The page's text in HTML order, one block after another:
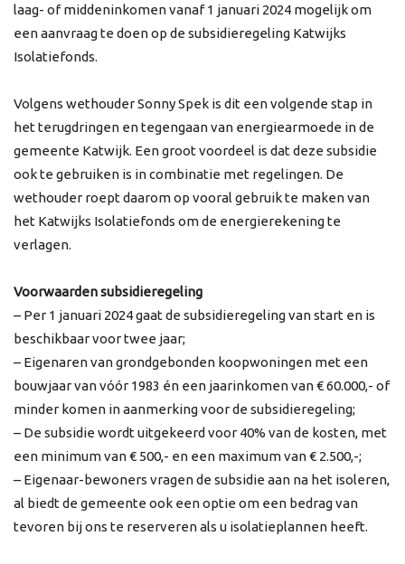
laag- of middeninkomen vanaf 1 januari 2024 mogelijk om
een aanvraag te doen op de subsidieregeling Katwijks
Isolatiefonds.
Volgens wethouder Sonny Spek is dit een volgende stap in
het terugdringen en tegengaan van energiearmoede in de
gemeente Katwijk. Een groot voordeel is dat deze subsidie
ook te gebruiken is in combinatie met regelingen. De
wethouder roept daarom op vooral gebruik te maken van
het Katwijks Isolatiefonds om de energierekening te
verlagen.
Voorwaarden subsidieregeling
– Per 1 januari 2024 gaat de subsidieregeling van start en is
beschikbaar voor twee jaar;
– Eigenaren van grondgebonden koopwoningen met een
bouwjaar van vóór 1983 én een jaarinkomen van € 60.000,- of
minder komen in aanmerking voor de subsidieregeling;
– De subsidie wordt uitgekeerd voor 40% van de kosten, met
een minimum van € 500,- en een maximum van € 2.500,-;
– Eigenaar-bewoners vragen de subsidie aan na het isoleren,
al biedt de gemeente ook een optie om een bedrag van
tevoren bij ons te reserveren als u isolatieplannen heeft.